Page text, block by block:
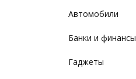
Автомобили
Банки и финансы
Гаджеты